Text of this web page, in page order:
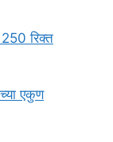
रिक्त
एकुण